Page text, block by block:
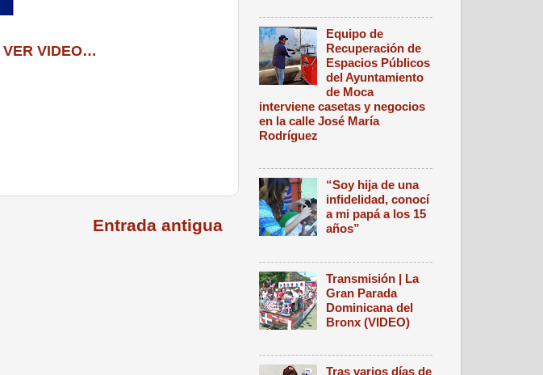
VER VIDEO…
Entrada antigua
Equipo de
Recuperación de
Espacios Públicos
del Ayuntamiento
de Moca
interviene casetas y negocios
en la calle José María
Rodríguez
“Soy hija de una
infidelidad, conocí
a mi papá a los 15
años”
Transmisión | La
Gran Parada
Dominicana del
Bronx (VIDEO)
Tras varios días de